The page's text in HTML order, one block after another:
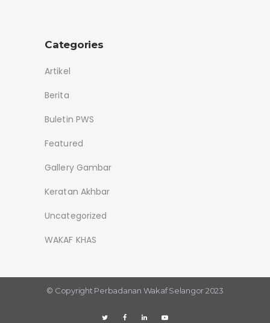
Categories
Artikel
Berita
Buletin PWS
Featured
Gallery Gambar
Keratan Akhbar
Uncategorized
WAKAF KHAS
© Copyright Perbadanan Wakaf Selangor 2023